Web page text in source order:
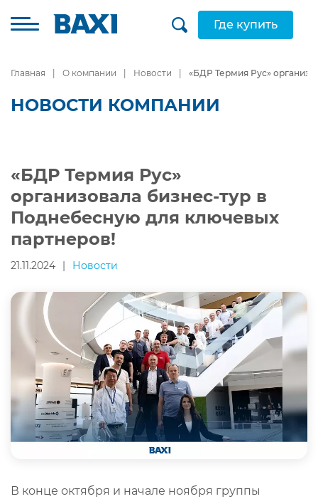
Где купить
Главная О компании Новости «БДР Термия Рус»
НОВОСТИ КОМПАНИИ
«БДР Термия Рус»
организовала бизнес-тур в
Поднебесную для ключевых
партнеров!
21.11.2024 | Новости
В конце октября и начале ноября группы